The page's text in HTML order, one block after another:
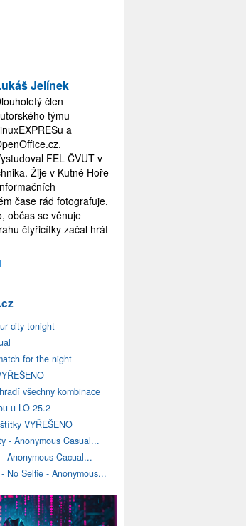
Jelínek
člen
týmu
a
FEL ČVUT v
Žije v Kutné Hoře
čase rád fotografuje,
občas se věnuje
čtyřicítky začal hrát
city tonight
for the night
všechny kombinace
u LO 25.2
VYŘEŠENO
- Anonymous Casual...
Anonymous Cacual...
No Selfie - Anonymous...